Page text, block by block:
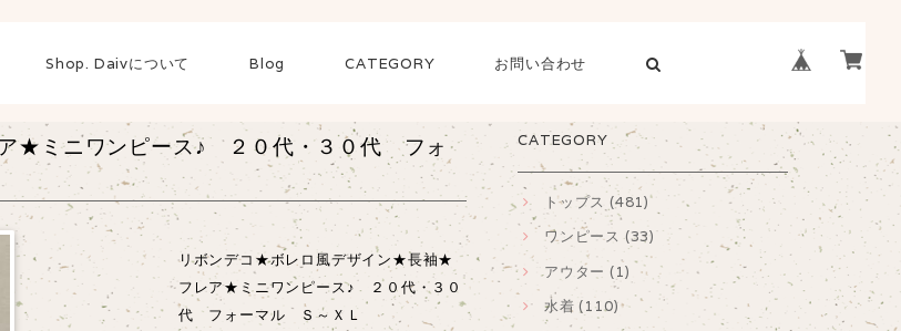
Shop. Daivについて Blog CATEGORY お問い合わせ
★ミニワンピース♪ ２０代・３０代 フォ
リボンデコ★ボレロ風デザイン★長袖★
フレア★ミニワンピース♪ ２０代・３０
代 フォーマル Ｓ～ＸＬ
CATEGORY
トップス (481)
ワンピース (33)
アウター (1)
水着 (110)